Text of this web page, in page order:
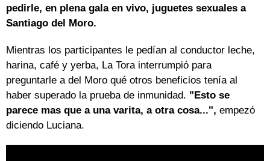
pedirle, en plena gala en vivo, juguetes sexuales a
Santiago del Moro.
Mientras los participantes le pedían al conductor leche,
harina, café y yerba, La Tora interrumpió para
preguntarle a del Moro qué otros beneficios tenía al
haber superado la prueba de inmunidad. "Esto se
parece mas que a una varita, a otra cosa...", empezó
diciendo Luciana.